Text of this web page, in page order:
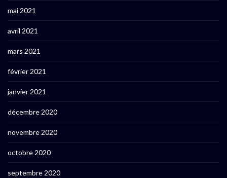
mai 2021
avril 2021
mars 2021
février 2021
janvier 2021
décembre 2020
novembre 2020
octobre 2020
septembre 2020